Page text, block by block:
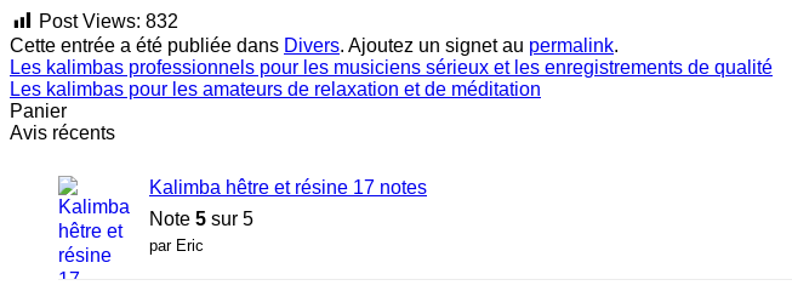
Post Views: 832
Cette entrée a été publiée dans Divers. Ajoutez un signet au permalink.
Les kalimbas professionnels pour les musiciens sérieux et les enregistrements de qualité
Les kalimbas pour les amateurs de relaxation et de méditation
Panier
Avis récents
Kalimba hêtre et résine 17 notes
Note 5 sur 5
par Eric